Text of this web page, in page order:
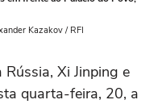
Kazakov / RFI
Xi Jinping e
quarta-feira, 20, a